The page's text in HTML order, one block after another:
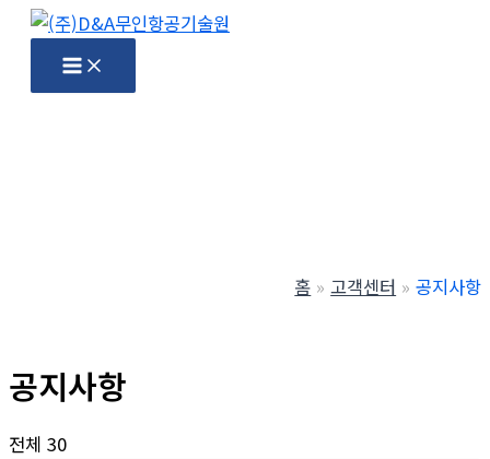
Main
Menu
홈 고객센터 공지사항
공지사항
전체 30